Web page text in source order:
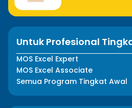
Untuk Profesional
MOS Excel Expert
MOS Excel Associate
Semua Program Tingkat Awal